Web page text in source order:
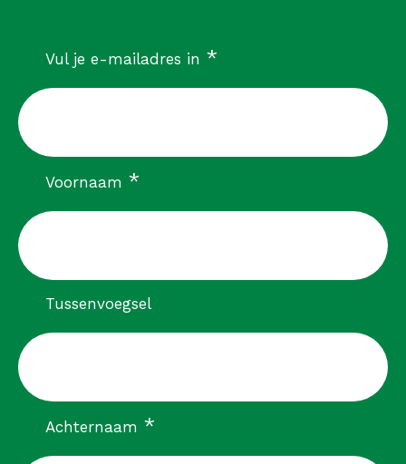
Vul je e-mailadres in *verplicht
Voornaam *verplicht
Tussenvoegsel
Achternaam *verplicht